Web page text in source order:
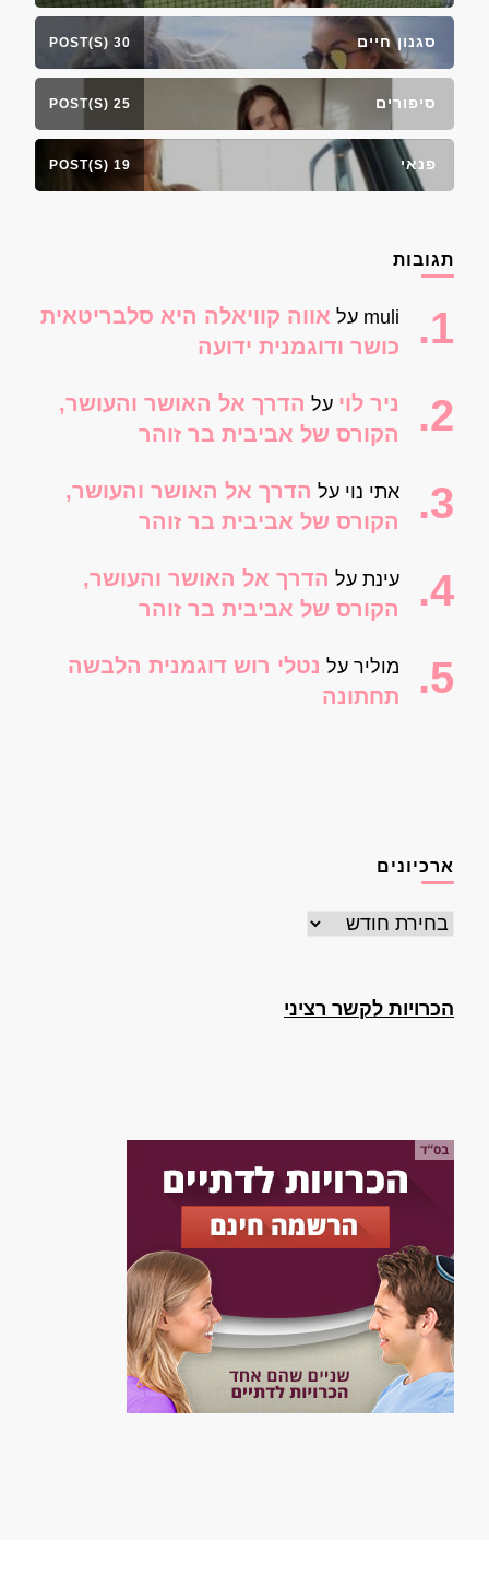
סגנון חיים 30 POST(S)
סיפורים 25 POST(S)
פנאי 19 POST(S)
תגובות
muli על אווה קוויאלה היא סלבריטאית
כושר ודוגמנית ידועה
ניר לוי על הדרך אל האושר והעושר,
הקורס של אביבית בר זוהר
אתי נוי על הדרך אל האושר והעושר,
הקורס של אביבית בר זוהר
עינת על הדרך אל האושר והעושר,
הקורס של אביבית בר זוהר
מוליר על נטלי רוש דוגמנית הלבשה
תחתונה
ארכיונים
ארכיונים
הכרויות לקשר רציני